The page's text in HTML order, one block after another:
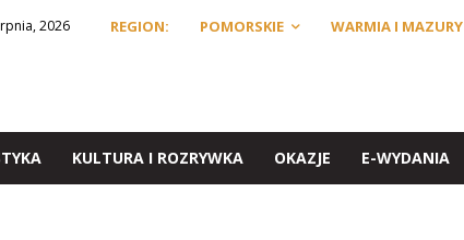
2026 REGION: POMORSKIE WARMIA I MAZURY
KULTURA I ROZRYWKA OKAZJE E-WYDANIA